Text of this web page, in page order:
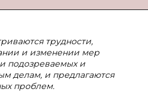
трудности,
и изменении мер
подозреваемых и
делам, и предлагаются
проблем.